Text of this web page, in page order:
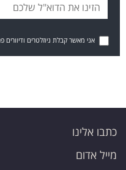
אני מאשר קבלת ניוזלטרים ודיוורים
כתבו אלינו
מייל אדום